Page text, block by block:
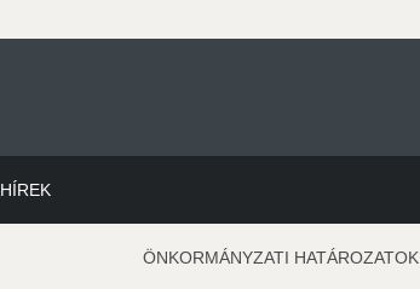
HÍREK
ÖNKORMÁNYZATI HATÁROZATOK